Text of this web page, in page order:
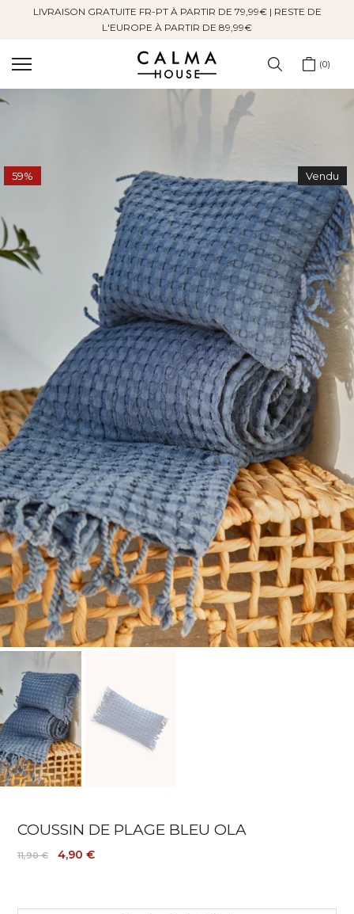
SauterLIVRAISON GRATUITE FR-PT À PARTIR DE 79,99€ | RESTE DE
L'EUROPE À PARTIR DE 89,99€
0
Vendu
59%
COUSSIN DE PLAGE BLEU OLA
11,90 € 4,90 €